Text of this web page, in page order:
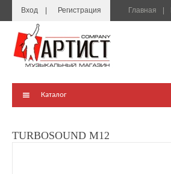
Вход Регистрация Главная
Каталог
TURBOSOUND M12